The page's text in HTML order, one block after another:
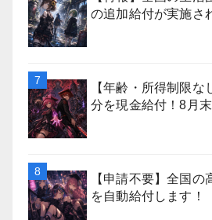
の追加給付が実施さ
【年齢・所得制限な
分を現金給付！8月
【申請不要】全国の
を自動給付します！